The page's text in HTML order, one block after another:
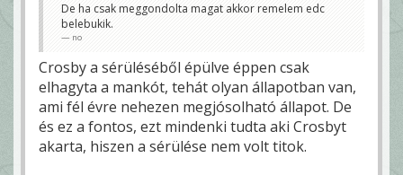
De ha csak meggondolta magat akkor remelem edc
belebukik.
no
Crosby a sérüléséből épülve éppen csak
elhagyta a mankót, tehát olyan állapotban van,
ami fél évre nehezen megjósolható állapot. De
és ez a fontos, ezt mindenki tudta aki Crosbyt
akarta, hiszen a sérülése nem volt titok.